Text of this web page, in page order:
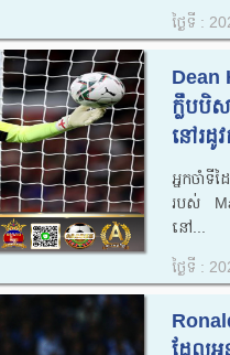
ថ្ងៃទី :
Dean
ក្លឹបបិ
នៅរដូ
អ្នកចាំ
របស់
នៅ...
ថ្ងៃទី :
ដែលអ